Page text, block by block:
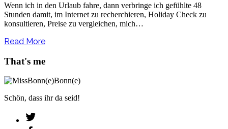
Wenn ich in den Urlaub fahre, dann verbringe ich gefühlte 48
Stunden damit, im Internet zu recherchieren, Holiday Check zu
konsultieren, Preise zu vergleichen, mich…
Read More
That's me
Schön, dass ihr da seid!